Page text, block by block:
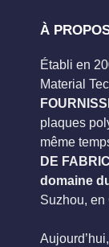
À
Établi en
Material
plaques
même
DE
domaine
Suzhou, en